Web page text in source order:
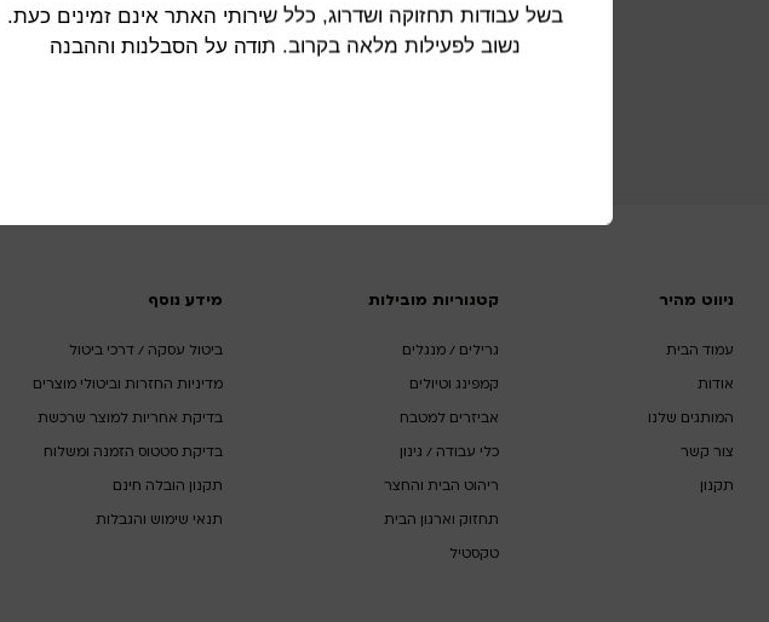
ניווט מהיר
עמוד הבית
אודות
המותגים שלנו
צור קשר
תקנון
קטגוריות מובילות
גרילים / מנגלים
קמפינג וטיולים
אביזרים למטבח
כלי עבודה / גינון
ריהוט הבית והחצר
תחזוק וארגון הבית
טקסטיל
מידע נוסף
ביטול עסקה / דרכי ביטול
מדיניות החזרות וביטולי מוצרים
בדיקת אחריות למוצר שרכשת
בדיקת סטטוס הזמנה ומשלוח
תקנון הובלה חינם
תנאי שימוש והגבלות
בשל עבודות תחזוקה ושדרוג, כלל שירותי האתר אינם זמינים כעת.
נשוב לפעילות מלאה בקרוב. תודה על הסבלנות וההבנה